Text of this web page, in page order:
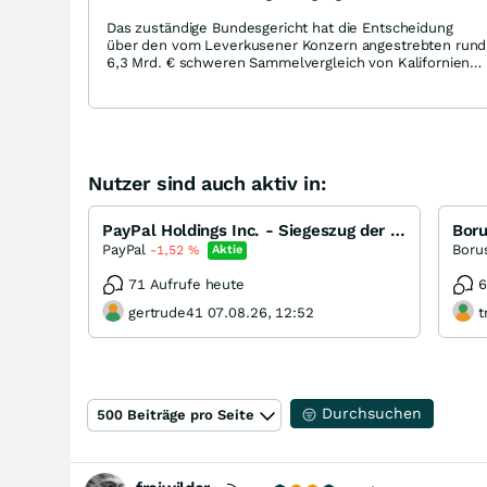
Das zuständige Bundesgericht hat die Entscheidung
über den vom Leverkusener Konzern angestrebten rund
6,3 Mrd. € schweren Sammelvergleich von Kalifornien
Nutzer sind auch aktiv in:
PayPal Holdings Inc. - Siegeszug der Fintechs: Ist das traditionelle Bankengeschäft am Ende?
PayPal -1,52% Aktie
71 Aufrufe heute
gertrude41 07.08.26, 12:52
500 Beiträge pro Seite Durchsuchen